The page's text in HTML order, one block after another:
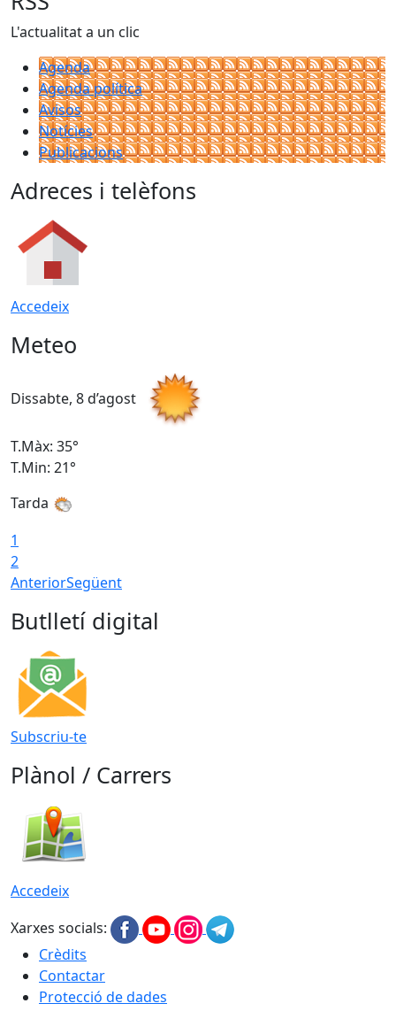
L'actualitat a un clic
Agenda
Agenda política
Avisos
Notícies
Publicacions
Adreces i telèfons
Accedeix
Meteo
Dissabte, 8 d’agost
T.Màx: 35°
T.Min: 21°
Tarda
1
2
AnteriorSegüent
Butlletí digital
Subscriu-te
Plànol / Carrers
Accedeix
Xarxes socials:
Crèdits
Contactar
Protecció de dades